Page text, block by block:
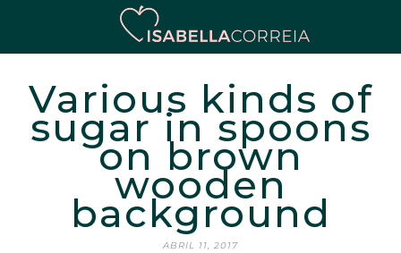
Various kinds of
sugar in spoons
on brown
wooden
background
ABRIL 11, 2017